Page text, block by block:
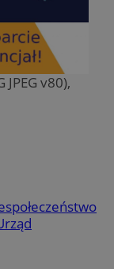
JPEG v80),
społeczeństwo